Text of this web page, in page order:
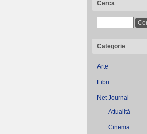
Cerca
Categorie
Arte
Libri
Net Journal
Attualità
Cinema